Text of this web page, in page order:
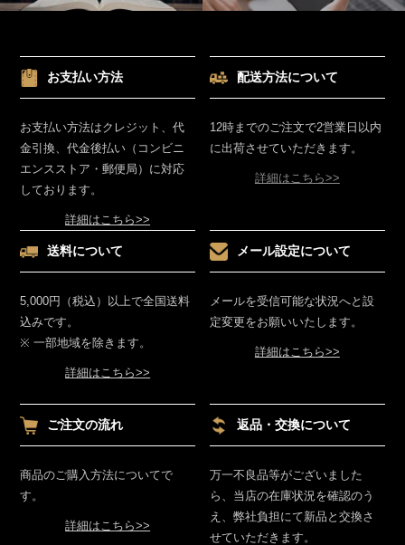
お支払い方法
お支払い方法はクレジット、代
金引換、代金後払い（コンビニ
エンスストア・郵便局）に対応
しております。
詳細はこちら>>
配送方法について
12時までのご注文で2営業日以内
に出荷させていただきます。
詳細はこちら>>
送料について
5,000円（税込）以上で全国送料
込みです。
※ 一部地域を除きます。
詳細はこちら>>
メール設定について
メールを受信可能な状況へと設
定変更をお願いいたします。
詳細はこちら>>
ご注文の流れ
商品のご購入方法についてで
す。
詳細はこちら>>
返品・交換について
万一不良品等がございました
ら、当店の在庫状況を確認のう
え、弊社負担にて新品と交換さ
せていただきます。